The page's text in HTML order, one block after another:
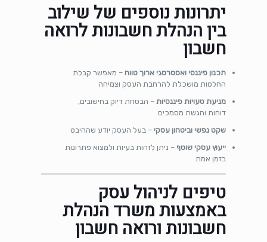
יתרונות נוספים של שילוב
בין הנהלת חשבונות לרואה
חשבון
תכנון פיננסי ואסטרטגי ארוך טווח – מאפשר קבלת
החלטות מושכלת להרחבת העסק וצמיחה
מניעת טעויות פיננסיות – הבטחת דיוק בחישובים,
דוחות והגשת מסמכים
שקט נפשי וביטחון עסקי – בעל העסק יודע שההיבט
ייעוץ עסקי שוטף – ניתן לזהות בעיות ולמצוא פתרונות
בזמן אמת
טיפים לניהול עסק
באמצעות משרד הנהלת
חשבונות ורואה חשבון